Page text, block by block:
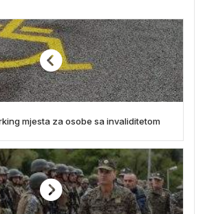
mjesta za osobe sa invaliditetom